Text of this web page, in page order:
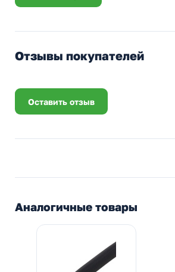
Отзывы покупателей
Оставить отзыв
Аналогичные товары